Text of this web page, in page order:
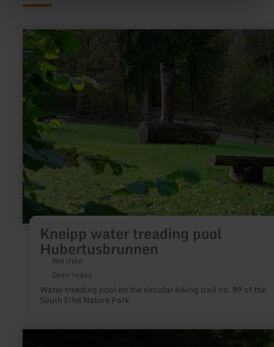
Kneipp water treading pool
Hubertusbrunnen
Wolsfeld
Open today
Water treading pool on the circular hiking trail no. 89 of the
South Eifel Nature Park
learn
more
about:
Kneipp
water
treading
pool
Hubertusbrunnen